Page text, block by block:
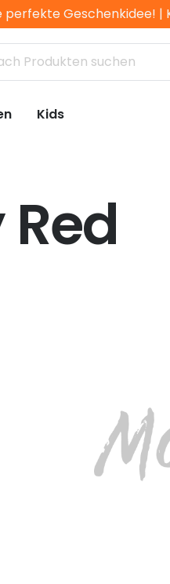
perfekte Geschenkidee! |
Kids